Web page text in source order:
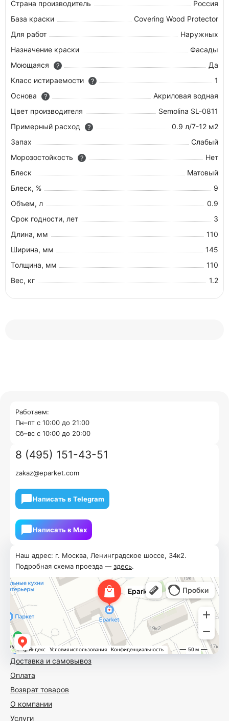
Страна производитель
Россия
База краски
Covering Wood Protector
Для работ
Наружных
Назначение краски
Фасады
Моющаяся
?
Да
Класс истираемости
?
1
Основа
?
Акриловая водная
Цвет производителя
Semolina SL-0811
Примерный расход
?
0.9 л/7-12 м2
Запах
Слабый
Морозостойкость
?
Нет
Блеск
Матовый
Блеск, %
9
Объем, л
0.9
Срок годности, лет
3
Длина, мм
110
Ширина, мм
145
Толщина, мм
110
Вес, кг
1.2
Доставка и самовывоз
Оплата
Возврат товаров
О компании
Услуги
Наш адрес: г. Москва, Ленинградское шоссе, 34к2.
Подробная схема проезда — здесь.
Работаем:
Пн–пт с 10:00 до 21:00
Cб–вс с 10:00 до 20:00
8 (495) 151-43-51
zakaz@eparket.com
Написать в Telegram
Написать в Мах